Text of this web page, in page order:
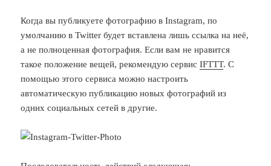
Когда вы публикуете фотографию в Instagram, по
умолчанию в Twitter будет вставлена лишь ссылка на неё,
а не полноценная фотография. Если вам не нравится
такое положение вещей, рекомендую сервисIFTTT. С
помощью этого сервиса можно настроить
автоматическую публикацию новых фотографий из
одних социальных сетей в другие.